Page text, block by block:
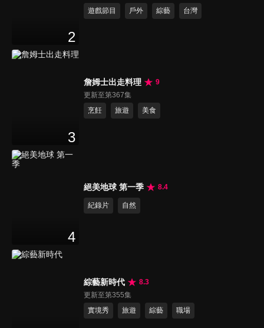
2
遊戲節目
戶外 綜藝 台灣
3
詹姆士出走料理
9
更新至第367集
烹飪
旅遊 美食
4
絕美地球 第一季 8.4
紀錄片 自然
綜藝新時代
8.3
更新至第355集
實境秀
旅遊 綜藝 職場